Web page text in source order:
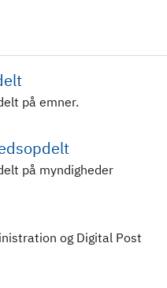
på emner.
på myndigheder
og Digital Post